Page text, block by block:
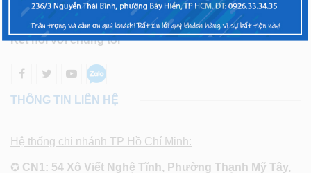
Kết nối với chúng tôi
THÔNG TIN LIÊN HỆ
Hệ thống chi nhánh TP Hồ Chí Minh:
✪ CN1: 54 Xô Viết Nghệ Tĩnh, Phường Thạnh Mỹ Tây,